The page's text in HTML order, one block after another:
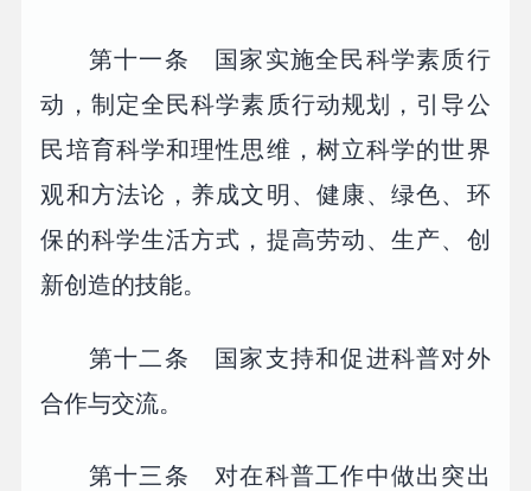
第十一条 国家实施全民科学素质行
动，制定全民科学素质行动规划，引导公
民培育科学和理性思维，树立科学的世界
观和方法论，养成文明、健康、绿色、环
保的科学生活方式，提高劳动、生产、创
新创造的技能。
第十二条 国家支持和促进科普对外
合作与交流。
第十三条 对在科普工作中做出突出